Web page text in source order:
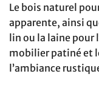
Le bois naturel
apparente, ainsi
lin ou la laine pour
mobilier patiné et
l’ambiance